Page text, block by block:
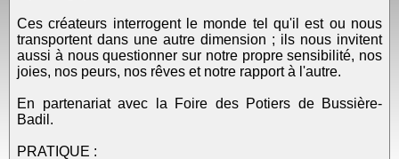
Ces créateurs interrogent le monde tel qu'il est ou nous
transportent dans une autre dimension ; ils nous invitent
aussi à nous questionner sur notre propre sensibilité, nos
joies, nos peurs, nos rêves et notre rapport à l'autre.
En partenariat avec la Foire des Potiers de Bussière-
Badil.
PRATIQUE :